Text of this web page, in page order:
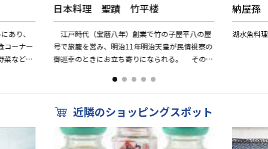
あり、
コーナー
菜などが
日本料理 聖蹟 竹平楼
江戸時代（宝暦八年）創業で竹の子屋平八の屋
号で旅籠を営み、明治11年明治天皇が民情視察の
御巡幸のときにお立ち寄りになられる。 その時
る。 座敷は60畳の...
納屋孫
湖水魚料
近隣のショッピングスポット